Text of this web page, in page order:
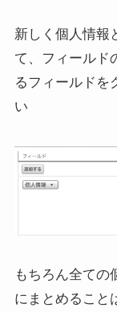
新しく個人情報
て、フィールド
るフィールドを
い
もちろん全ての
にまとめること